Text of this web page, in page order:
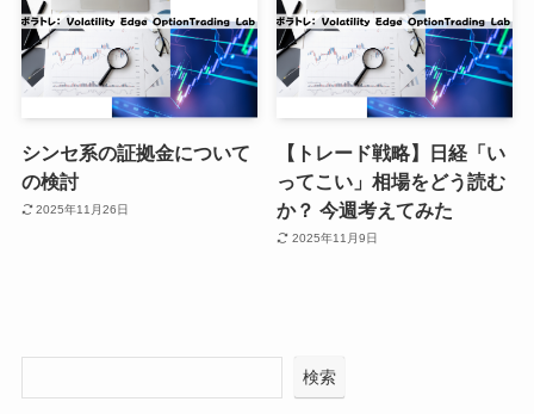
シンセ系の証拠金について
の検討
2025年11月26日
【トレード戦略】日経「い
ってこい」相場をどう読む
か？ 今週考えてみた
2025年11月9日
検索